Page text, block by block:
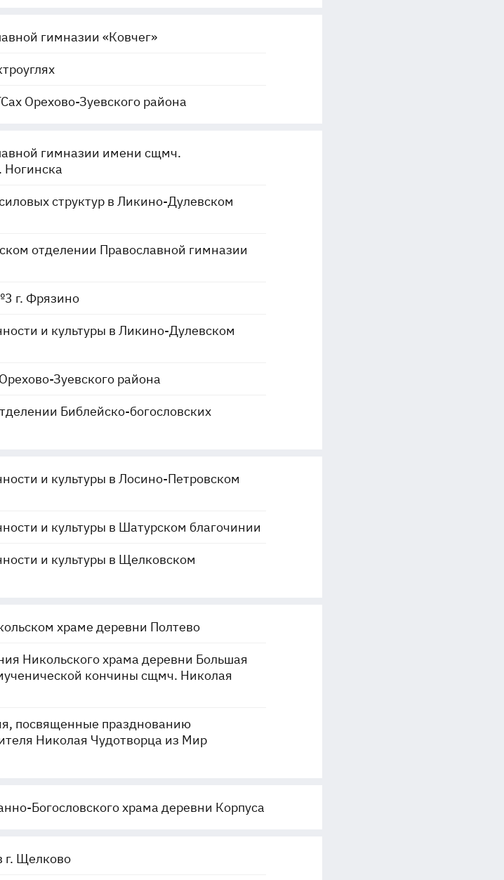
гимназии «Ковчег»
Орехово-Зуевского района
гимназии имени сщмч.
Ногинска
структур в Ликино-Дулевском
отделении Православной гимназии
г. Фрязино
и культуры в Ликино-Дулевском
Зуевского района
Библейско-богословских
и культуры в Лосино-Петровском
и культуры в Шатурском благочинии
и культуры в Щелковском
храме деревни Полтево
Никольского храма деревни Большая
кончины сщмч. Николая
посвященные празднованию
Николая Чудотворца из Мир
Богословского храма деревни Корпуса
г. Щелково